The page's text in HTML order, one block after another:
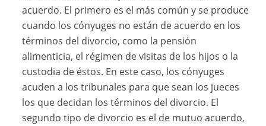
acuerdo. El primero es el más común y se produce
cuando los cónyuges no están de acuerdo en los
términos del divorcio, como la pensión
alimenticia, el régimen de visitas de los hijos o la
custodia de éstos. En este caso, los cónyuges
acuden a los tribunales para que sean los jueces
los que decidan los términos del divorcio. El
segundo tipo de divorcio es el de mutuo acuerdo,